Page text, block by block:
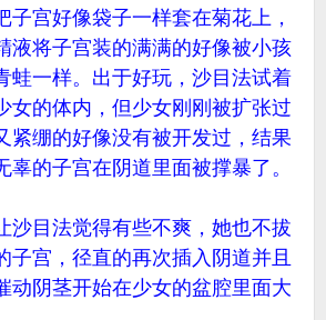
子宫好像袋子一样套在菊花上，
液将子宫装的满满的好像被小孩
蛙一样。出于好玩，沙目法试着
女的体内，但少女刚刚被扩张过
紧绷的好像没有被开发过，结果
辜的子宫在阴道里面被撑暴了。
目法觉得有些不爽，她也不拔
子宫，径直的再次插入阴道并且
动阴茎开始在少女的盆腔里面大